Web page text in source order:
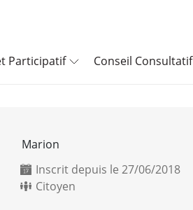
Participatif Conseil Consultatif
Marion
Inscrit depuis le 27/06/2018
Citoyen